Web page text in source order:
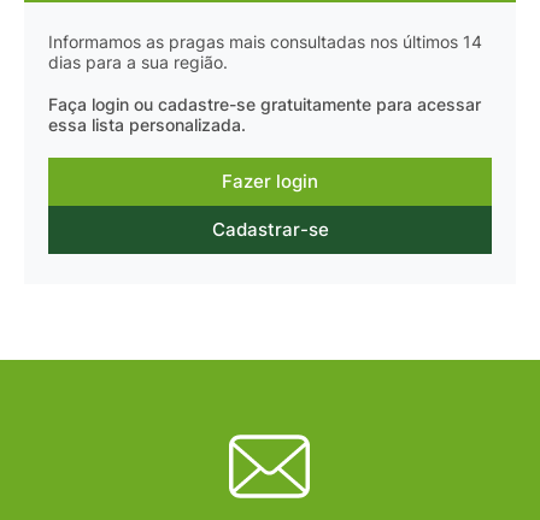
Informamos as pragas mais consultadas nos últimos 14
dias para a sua região.
Faça login ou cadastre-se gratuitamente para acessar
essa lista personalizada.
Fazer login
Cadastrar-se